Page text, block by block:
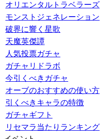
オリエンタルトラベラーズ
モンストジェネレーション
破界に響く星歌
天魔英傑譚
人気投票ガチャ
ガチャリドラボ
今引くべきガチャ
オーブのおすすめの使い方
引くべきキャラの特徴
ガチャギフト
リセマラ当たりランキング